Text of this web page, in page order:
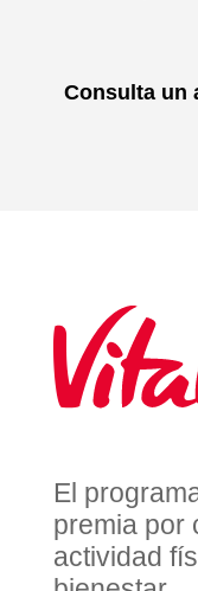
Consulta un
El
premia por
actividad